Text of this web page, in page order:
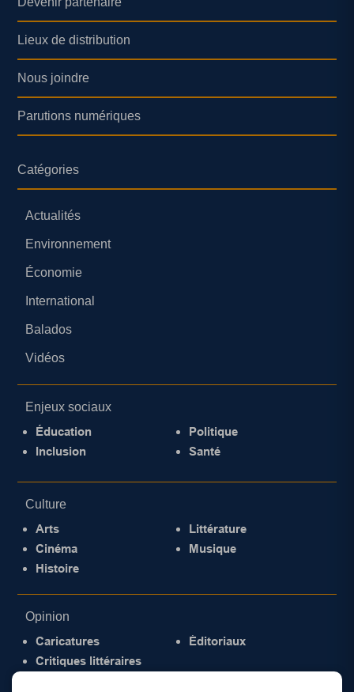
Lieux de distribution
Nous joindre
Parutions numériques
Catégories
Actualités
Environnement
Économie
International
Balados
Vidéos
Enjeux sociaux
Éducation
Inclusion
Politique
Santé
Culture
Arts
Cinéma
Histoire
Littérature
Musique
Opinion
Caricatures
Critiques littéraires
Éditoriaux